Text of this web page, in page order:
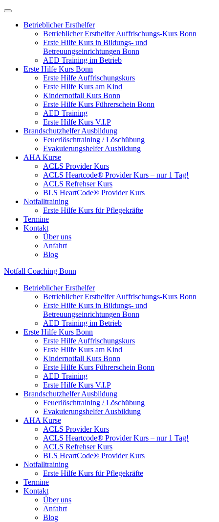
Betrieblicher Ersthelfer
Betrieblicher Ersthelfer Auffrischungs-Kurs Bonn
Erste Hilfe Kurs in Bildungs- und
Betreuungseinrichtungen Bonn
AED Training im Betrieb
Erste Hilfe Kurs Bonn
Erste Hilfe Auffrischungskurs
Erste Hilfe Kurs am Kind
Kindernotfall Kurs Bonn
Erste Hilfe Kurs Führerschein Bonn
AED Training
Erste Hilfe Kurs V.I.P
Brandschutzhelfer Ausbildung
Feuerlöschtraining / Löschübung
Evakuierungshelfer Ausbildung
AHA Kurse
ACLS Provider Kurs
ACLS Heartcode® Provider Kurs – nur 1 Tag!
ACLS Refrehser Kurs
BLS HeartCode® Provider Kurs
Notfalltraining
Erste Hilfe Kurs für Pflegekräfte
Termine
Kontakt
Über uns
Anfahrt
Blog
Notfall Coaching Bonn
Betrieblicher Ersthelfer
Betrieblicher Ersthelfer Auffrischungs-Kurs Bonn
Erste Hilfe Kurs in Bildungs- und
Betreuungseinrichtungen Bonn
AED Training im Betrieb
Erste Hilfe Kurs Bonn
Erste Hilfe Auffrischungskurs
Erste Hilfe Kurs am Kind
Kindernotfall Kurs Bonn
Erste Hilfe Kurs Führerschein Bonn
AED Training
Erste Hilfe Kurs V.I.P
Brandschutzhelfer Ausbildung
Feuerlöschtraining / Löschübung
Evakuierungshelfer Ausbildung
AHA Kurse
ACLS Provider Kurs
ACLS Heartcode® Provider Kurs – nur 1 Tag!
ACLS Refrehser Kurs
BLS HeartCode® Provider Kurs
Notfalltraining
Erste Hilfe Kurs für Pflegekräfte
Termine
Kontakt
Über uns
Anfahrt
Blog